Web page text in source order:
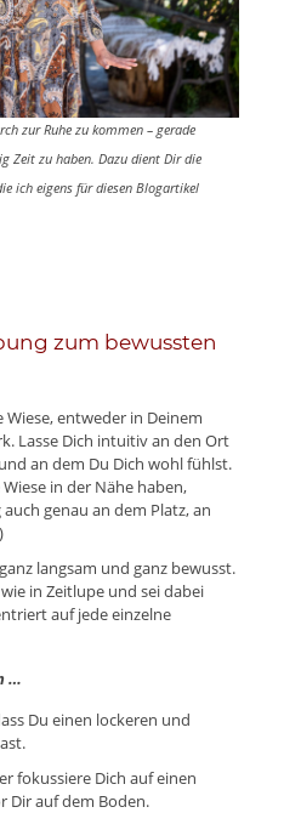
zur Ruhe zu kommen – gerade
Zeit zu haben. Dazu dient Dir die
ich eigens für diesen Blogartikel
zum bewussten
Wiese, entweder in Deinem
Lasse Dich intuitiv an den Ort
an dem Du Dich wohl fühlst.
in der Nähe haben,
genau an dem Platz, an
langsam und ganz bewusst.
in Zeitlupe und sei dabei
auf jede einzelne
…
Du einen lockeren und
fokussiere Dich auf einen
Dir auf dem Boden.